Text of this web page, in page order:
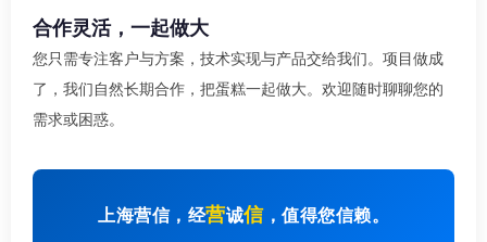
合作灵活，一起做大
您只需专注客户与方案，技术实现与产品交给我们。项目做成
了，我们自然长期合作，把蛋糕一起做大。欢迎随时聊聊您的
需求或困惑。
上海营信，经营诚信，值得您信赖。